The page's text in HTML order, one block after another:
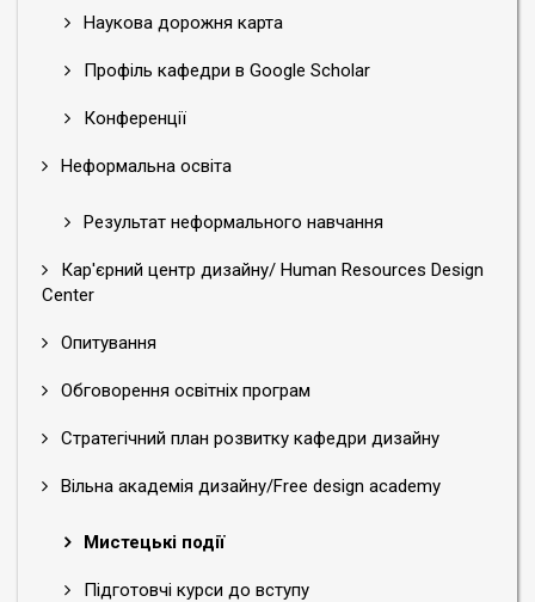
Наукова дорожня карта
Профіль кафедри в Google Scholar
Конференції
Неформальна освіта
Результат неформального навчання
Кар'єрний центр дизайну/ Human Resources Design
Center
Опитування
Обговорення освітніх програм
Стратегічний план розвитку кафедри дизайну
Вільна академія дизайну/Free design academy
Мистецькі події
Підготовчі курси до вступу